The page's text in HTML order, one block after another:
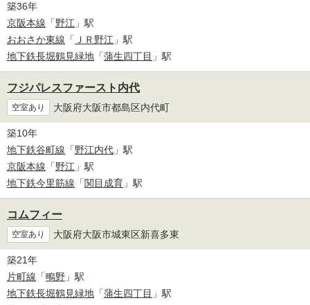
築36年
京阪本線 「野江 」駅
おおさか東線 「 ＪＲ野江 」駅
地下鉄長堀鶴見緑地 「蒲生四丁目 」駅
フジパレスファースト内代
空室あり 大阪府大阪市都島区内代町
築10年
地下鉄谷町線 「野江内代 」駅
京阪本線 「野江 」駅
地下鉄今里筋線 「関目成育 」駅
コムフィー
空室あり 大阪府大阪市城東区新喜多東
築21年
片町線 「鴫野 」駅
地下鉄長堀鶴見緑地 「蒲生四丁目 」駅